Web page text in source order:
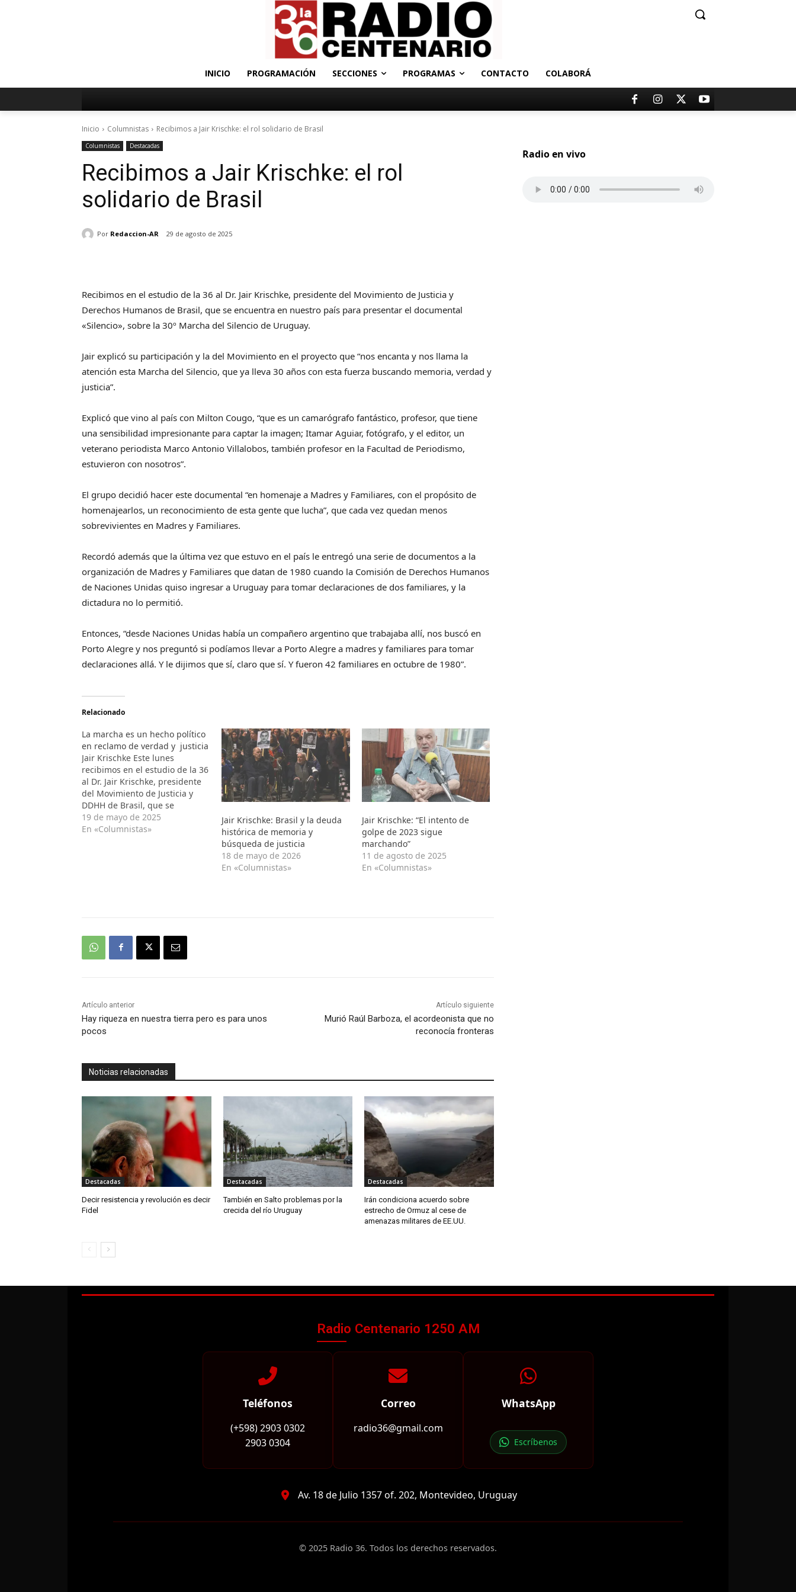
INICIO PROGRAMACIÓN SECCIONES PROGRAMAS CONTACTO COLABORÁ
Inicio Columnistas Recibimos a Jair Krischke: el rol solidario de Brasil
Columnistas Destacadas
Recibimos a Jair Krischke: el rol
solidario de Brasil
Por Redaccion-AR 29 de agosto de 2025
Recibimos en el estudio de la 36 al Dr. Jair Krischke, presidente del Movimiento de Justicia y
Derechos Humanos de Brasil, que se encuentra en nuestro país para presentar el documental
«Silencio», sobre la 30º Marcha del Silencio de Uruguay.
Jair explicó su participación y la del Movimiento en el proyecto que “nos encanta y nos llama la
atención esta Marcha del Silencio, que ya lleva 30 años con esta fuerza buscando memoria, verdad y
justicia”.
Explicó que vino al país con Milton Cougo, “que es un camarógrafo fantástico, profesor, que tiene
una sensibilidad impresionante para captar la imagen; Itamar Aguiar, fotógrafo, y el editor, un
veterano periodista Marco Antonio Villalobos, también profesor en la Facultad de Periodismo,
estuvieron con nosotros”.
El grupo decidió hacer este documental “en homenaje a Madres y Familiares, con el propósito de
homenajearlos, un reconocimiento de esta gente que lucha”, que cada vez quedan menos
sobrevivientes en Madres y Familiares.
Recordó además que la última vez que estuvo en el país le entregó una serie de documentos a la
organización de Madres y Familiares que datan de 1980 cuando la Comisión de Derechos Humanos
de Naciones Unidas quiso ingresar a Uruguay para tomar declaraciones de dos familiares, y la
dictadura no lo permitió.
Entonces, “desde Naciones Unidas había un compañero argentino que trabajaba allí, nos buscó en
Porto Alegre y nos preguntó si podíamos llevar a Porto Alegre a madres y familiares para tomar
declaraciones allá. Y le dijimos que sí, claro que sí. Y fueron 42 familiares en octubre de 1980”.
Relacionado
La marcha es un hecho político
en reclamo de verdad y justicia
Jair Krischke Este lunes
recibimos en el estudio de la 36
al Dr. Jair Krischke, presidente
del Movimiento de Justicia y
DDHH de Brasil, que se
encuentra en nuestro país
invitado especialmente para
19 de mayo de 2025
En «Columnistas»
Jair Krischke: Brasil y la deuda
histórica de memoria y
búsqueda de justicia
18 de mayo de 2026
En «Columnistas»
Jair Krischke: “El intento de
golpe de 2023 sigue
marchando”
11 de agosto de 2025
En «Columnistas»
Artículo anterior
Hay riqueza en nuestra tierra pero es para unos
pocos
Artículo siguiente
Murió Raúl Barboza, el acordeonista que no
reconocía fronteras
Noticias relacionadas
Destacadas
Decir resistencia y revolución es decir
Fidel
Destacadas
También en Salto problemas por la
crecida del río Uruguay
Destacadas
Irán condiciona acuerdo sobre
estrecho de Ormuz al cese de
amenazas militares de EE.UU.
Radio en vivo
Radio Centenario 1250 AM
Teléfonos
(+598) 2903 0302
2903 0304
Correo
radio36@gmail.com
WhatsApp
Escríbenos
Av. 18 de Julio 1357 of. 202, Montevideo, Uruguay
© 2025 Radio 36. Todos los derechos reservados.